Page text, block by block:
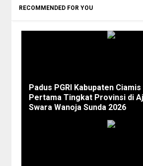
RECOMMENDED FOR YOU
Padus PGRI Kabupaten
Pertama Tingkat Provinsi di
Swara Wanoja Sunda 2026